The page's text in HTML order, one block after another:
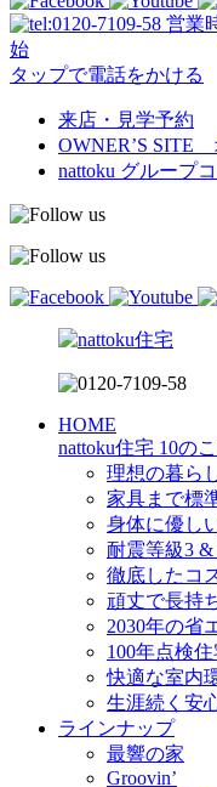
営業
始
タップで電話をかける
来店・見学予約
OWNER’S SITE
nattoku グループ
HOME
nattoku住宅 10の
理想の暮ら
家具まで標
身体に優し
耐震等級3
徹底したコ
頑丈で長持
2030年の省
100年点検住
快適な室内
生涯続く安
ラインナップ
最響の家
Groovin’